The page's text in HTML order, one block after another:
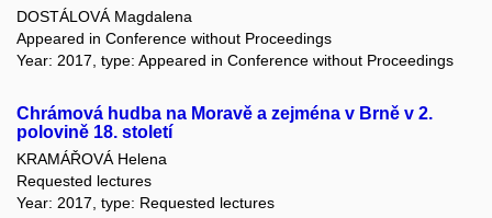
DOSTÁLOVÁ Magdalena
Appeared in Conference without Proceedings
Year: 2017, type: Appeared in Conference without Proceedings
Chrámová hudba na Moravě a zejména v Brně v 2.
polovině 18. století
KRAMÁŘOVÁ Helena
Requested lectures
Year: 2017, type: Requested lectures